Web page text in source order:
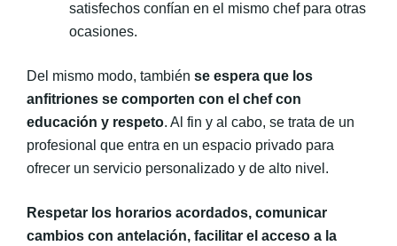
satisfechos confían en el mismo chef para otras
ocasiones.
Del mismo modo, también se espera que los
anfitriones se comporten con el chef con
educación y respeto. Al fin y al cabo, se trata de un
profesional que entra en un espacio privado para
ofrecer un servicio personalizado y de alto nivel.
Respetar los horarios acordados, comunicar
cambios con antelación, facilitar el acceso a la